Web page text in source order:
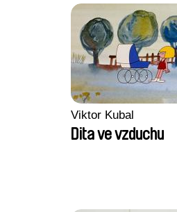
Viktor Kubal
Dita ve vzduchu